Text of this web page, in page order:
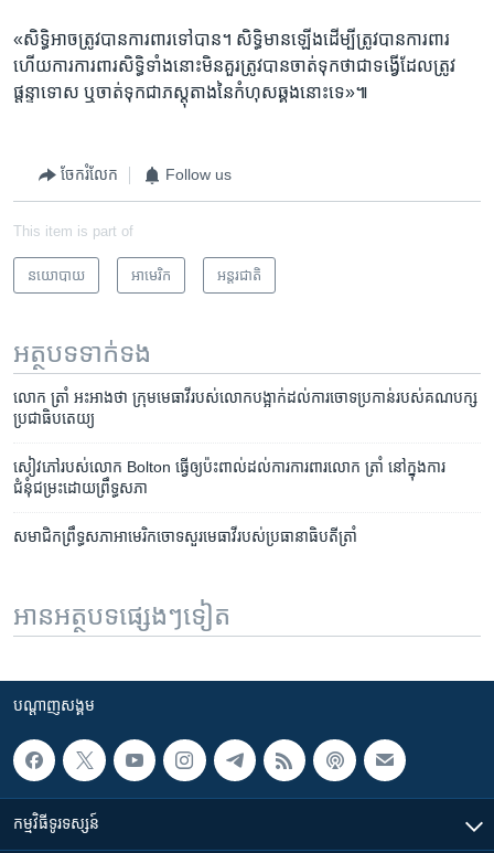
«សិទ្ធិ​អាច​ត្រូវ​បាន​ការពារ​ទៅ​បាន‍។ សិទ្ធិ​មាន​ឡើង​ដើម្បី​ត្រូវ​បាន​ការពារ​
ហើយ​ការ​ការពារ​សិទ្ធិ​ទាំង​នោះ​មិន​គួរ​ត្រូវ​បាន​ចាត់​ទុក​ថា​ជា​ទង្វើ​ដែល​ត្រូវ​
ផ្តន្ទាទោស​ ឬ​ចាត់​ទុក​ជា​ភស្តុតាង​នៃ​កំហុស​ឆ្គង​នោះ​ទេ‍»៕
ចែករំលែក Follow us
This item is part of
នយោបាយ អាមេរិក​ អន្តរជាតិ
អត្ថបទ​ទាក់ទង
លោក ត្រាំ អះអាង​ថា ក្រុម​មេធាវី​របស់​លោក​បង្អាក់​ដល់​ការ​ចោទប្រកាន់​របស់​គណបក្ស​
ប្រជាធិបតេយ្យ
សៀវភៅ​របស់​លោក Bolton ធ្វើ​ឲ្យ​ប៉ះពាល់​ដល់​ការ​ការពារ​លោក ត្រាំ នៅ​ក្នុង​ការ​
ជំនុំជម្រះ​ដោយ​ព្រឹទ្ធសភា
សមាជិកព្រឹទ្ធសភា​អាមេរិកចោទសួរ​មេធាវី​របស់​ប្រធានា​ធិបតី​ត្រាំ
អានអត្ថបទផ្សេងៗទៀត
បណ្តាញ​សង្គម
កម្មវិធី​ទូរទស្សន៍